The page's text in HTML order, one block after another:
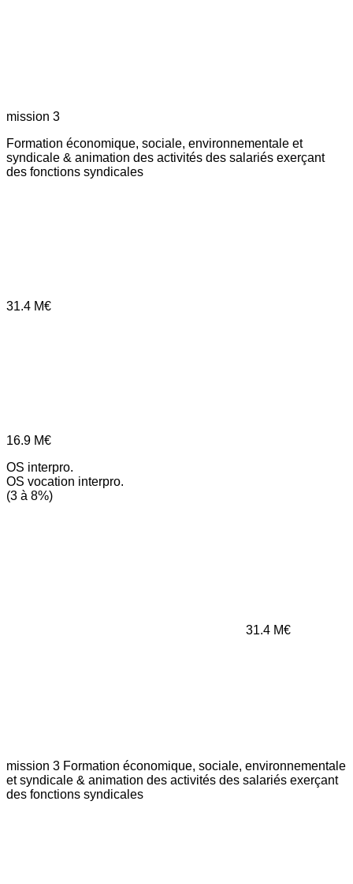
mission 3
Formation économique, sociale, environnementale et
syndicale & animation des activités des salariés exerçant
des fonctions syndicales
31.4 M€
16.9 M€
OS interpro.
OS vocation interpro.
(3 à 8%)
31.4 M€
mission 3 Formation économique, sociale, environnementale
et syndicale & animation des activités des salariés exerçant
des fonctions syndicales